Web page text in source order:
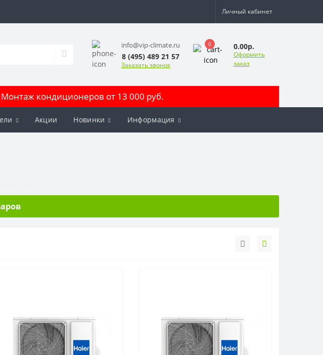
Личный кабинет
info@vip-climate.ru
8 (495) 489 21 57
Заказать звонок
0 0.00р.
Оформить
заказ
кондиционеров от 13 000 руб.
Акции Новинки Информация